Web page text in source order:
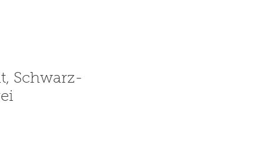
Schwarz-